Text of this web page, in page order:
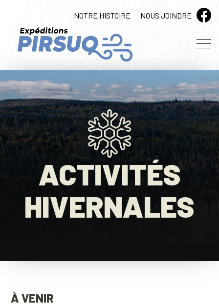
NOTRE HISTOIRE NOUS JOINDRE
ACTIVITÉS
HIVERNALES
À VENIR